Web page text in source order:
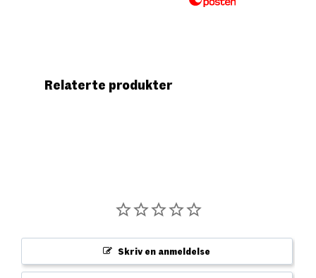
Relaterte produkter
Skriv en anmeldelse